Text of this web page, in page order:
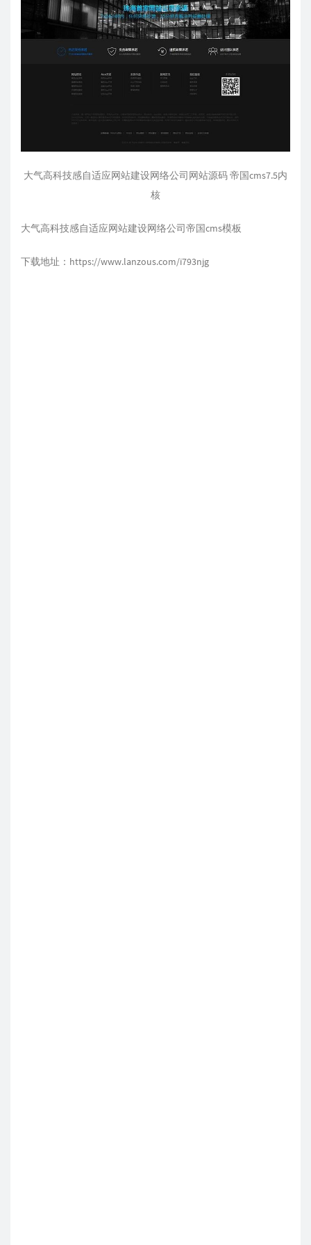
大气高科技感自适应网站建设网络公司网站源码 帝国cms7.5内
核
大气高科技感自适应网站建设网络公司帝国cms模板
下载地址：https://www.lanzous.com/i793njg